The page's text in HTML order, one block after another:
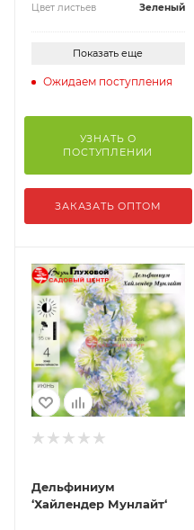
Цвет листьев Зеленый
Показать еще
Ожидаем поступления
УЗНАТЬ О
ПОСТУПЛЕНИИ
ЗАКАЗАТЬ ОПТОМ
Дельфиниум
‘Хайлендер Мунлайт‘